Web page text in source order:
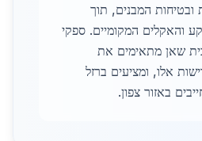
ובטיחות המבנים, תוך
והאקלים המקומיים. ספקי
שאן מתאימים את
אלו, ומציעים ברזל
באזור צפון.